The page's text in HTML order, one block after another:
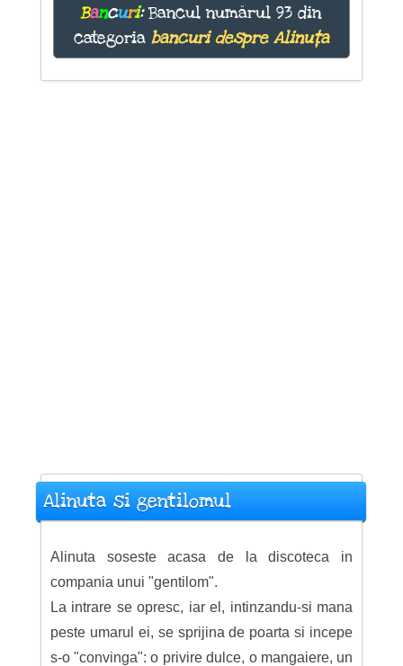
Bancuri:Bancul numărul 93 din
categoria bancuri despre Alinuța
Alinuta si gentilomul
Alinuta soseste acasa de la discoteca in
compania unui "gentilom".
La intrare se opresc, iar el, intinzandu-si mana
peste umarul ei, se sprijina de poarta si incepe
s-o "convinga": o privire dulce, o mangaiere, un